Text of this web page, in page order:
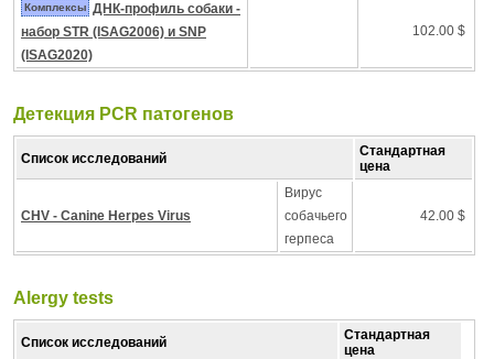
Комплексы ДНК-профиль собаки -
набор STR (ISAG2006) и SNP
(ISAG2020)
102.00 $
Детекция PCR патогенов
Список исследований
Стандартная
цена
CHV - Canine Herpes Virus
Вирус
собачьего
герпеса
42.00 $
Alergy tests
Список исследований
Стандартная
цена